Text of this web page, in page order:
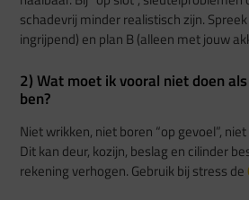
schadevrij minder realistisch zijn.
ingrijpend) en plan B (alleen met jouw
2) Wat moet ik vooral niet doen
ben?
Niet wrikken, niet boren “op gevoel”,
Dit kan deur, kozijn, beslag en cilinder
rekening verhogen. Gebruik bij stress de